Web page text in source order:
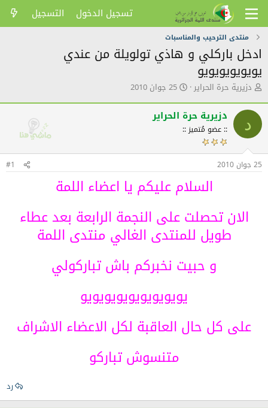
تسجيل الدخول التسجيل
منتدى الترحيب والمناسبات
ادخل باركلي و هاذي تولويلة من عندي
يويويويويويو
ك
ت
ب
ا
ل
م
و
ض
دزيرية حرة الحراير ت
ر
ي
ل
ش
ر
25 جوان 2010
د دزيرية حرة الحراير
:: عضو مُتميز ::
25 جوان 2010 #1
السلام عليكم يا اعضاء اللمة
الان تحصلت على النجمة الرابعة بعد عطاء
طويل للمنتدى الغالي منتدى اللمة
و حبيت نخبركم باش تباركولي
يويويويويويويويويو
على كل حال العاقبة لكل الاعضاء الاشراف
متنسوش تباركو
رد